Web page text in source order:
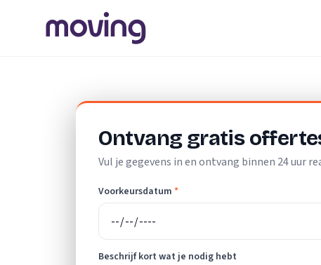
Ontvang gratis
Vul je gegevens in en ontvang binnen 24 uur
Voorkeursdatum *
Beschrijf kort wat je nodig hebt